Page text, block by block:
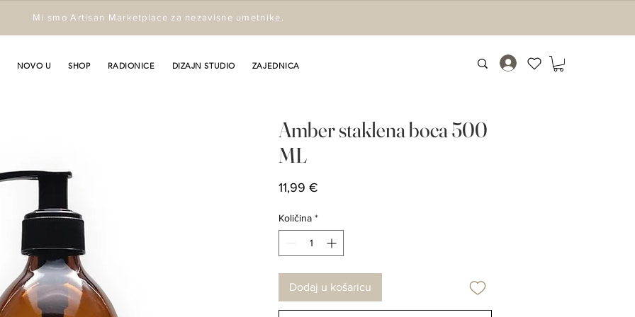
Mi smo Artisan Marketplace za nezavisne umetnike.
NOVO U SHOP RADIONICE DIZAJN STUDIO ZAJEDNICA
Amber staklena boca 500
ML
11,99 €
Količina *
Dodaj u košaricu